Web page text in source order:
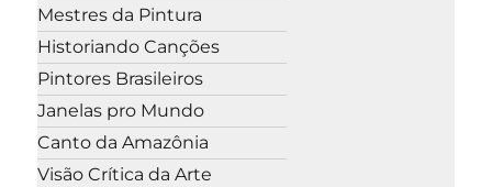
Mestres da Pintura
Historiando Canções
Pintores Brasileiros
Janelas pro Mundo
Canto da Amazônia
Visão Crítica da Arte